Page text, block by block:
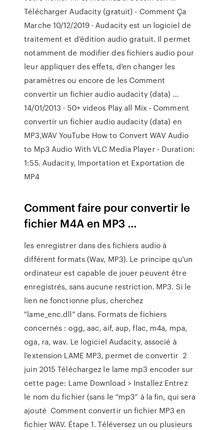
Télécharger Audacity (gratuit) - Comment Ça
Marche 10/12/2019 · Audacity est un logiciel de
traitement et d'édition audio gratuit. Il permet
notamment de modifier des fichiers audio pour
leur appliquer des effets, d'en changer les
paramètres ou encore de les Comment
convertir un fichier audio audacity (data) …
14/01/2013 · 50+ videos Play all Mix - Comment
convertir un fichier audio audacity (data) en
MP3,WAV YouTube How to Convert WAV Audio
to Mp3 Audio With VLC Media Player - Duration:
1:55. Audacity, Importation et Exportation de
MP4
Comment faire pour convertir le
fichier M4A en MP3 ...
les enregistrer dans des fichiers audio à
différent formats (Wav, MP3). Le principe qu'un
ordinateur est capable de jouer peuvent être
enregistrés, sans aucune restriction. MP3. Si le
lien ne fonctionne plus, cherchez
"lame_enc.dll" dans. Formats de fichiers
concernés : ogg, aac, aif, aup, flac, m4a, mpa,
oga, ra, wav. Le logiciel Audacity, associé à
l'extension LAME MP3, permet de convertir 2
juin 2015 Téléchargez le lame mp3 encoder sur
cette page: Lame Download > Installez Entrez
le nom du fichier (sans le “mp3” à la fin, qui sera
ajouté Comment convertir un fichier MP3 en
fichier WAV. Étape 1. Téléversez un ou plusieurs